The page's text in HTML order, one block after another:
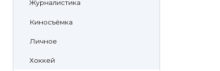
Журналистика
Киносъёмка
Личное
Хоккей